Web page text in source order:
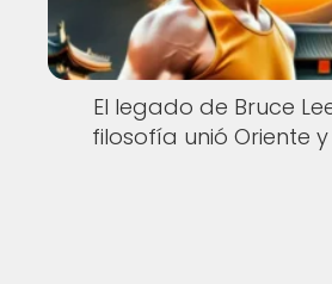
El legado de Bruce
filosofía unió Oriente y